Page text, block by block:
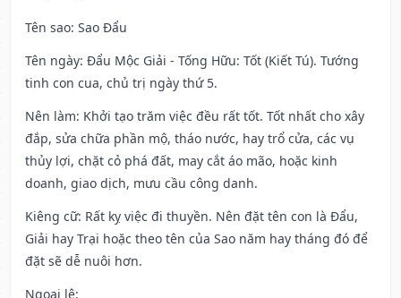
Tên sao: Sao Đẩu
Tên ngày: Đẩu Mộc Giải - Tống Hữu: Tốt (Kiết Tú). Tướng
tinh con cua, chủ trị ngày thứ 5.
Nên làm: Khởi tạo trăm việc đều rất tốt. Tốt nhất cho xây
đắp, sửa chữa phần mộ, tháo nước, hay trổ cửa, các vụ
thủy lợi, chặt cỏ phá đất, may cắt áo mão, hoặc kinh
doanh, giao dịch, mưu cầu công danh.
Kiêng cữ: Rất kỵ việc đi thuyền. Nên đặt tên con là Đẩu,
Giải hay Trại hoặc theo tên của Sao năm hay tháng đó để
đặt sẽ dễ nuôi hơn.
Ngoại lệ: